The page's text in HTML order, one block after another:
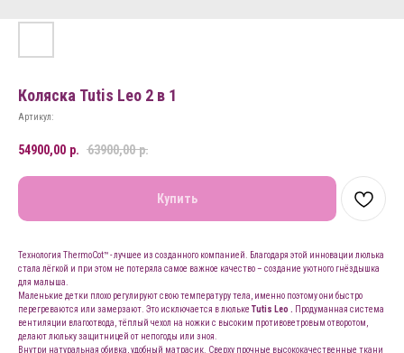
Коляска Tutis Leo 2 в 1
Артикул:
54900,00 р. 63900,00 р.
Купить
Технология ThermoCot™ - лучшее из созданного компанией. Благодаря этой инновации люлька
стала лёгкой и при этом не потеряла самое важное качество – создание уютного гнёздышка
для малыша.
Маленькие детки плохо регулируют свою температуру тела, именно поэтому они быстро
перегреваются или замерзают. Это исключается в люльке Tutis Leo . Продуманная система
вентиляции влагоотвода, тёплый чехол на ножки с высоким противоветровым отворотом,
делают люльку защитницей от непогоды или зноя.
Внутри натуральная обивка, удобный матрасик. Сверху прочные высококачественные ткани